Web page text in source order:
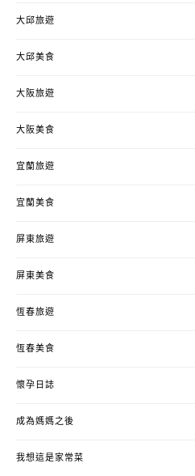
大邱旅遊
大邱美食
大阪旅遊
大阪美食
宜蘭旅遊
宜蘭美食
屏東旅遊
屏東美食
恆春旅遊
恆春美食
懷孕日誌
成為媽媽之後
我想這是家常菜